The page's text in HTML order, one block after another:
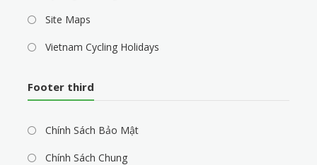
Site Maps
Vietnam Cycling Holidays
Footer third
Chính Sách Bảo Mật
Chính Sách Chung